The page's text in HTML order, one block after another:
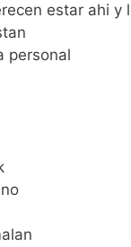
estar ahi y
personal